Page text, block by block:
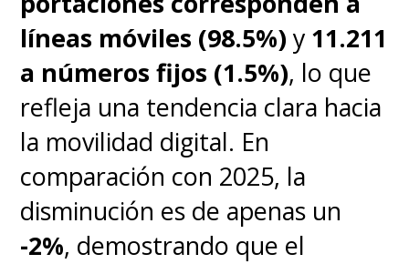
Calendario de despliegue y
dispositivos compatibles
El despliegue oficial comenzó a
principios de mes y se extenderá
hasta el31 de mayo de 2026
Los modelos incluidos en esta
fase son las seriesFind X9, Find
líneas móviles (98.5%) y 11.211
a números fijos (1.5%), lo que
refleja una tendencia clara hacia
la movilidad digital. En
comparación con 2025, la
disminución es de apenas un
-2%, demostrando que el